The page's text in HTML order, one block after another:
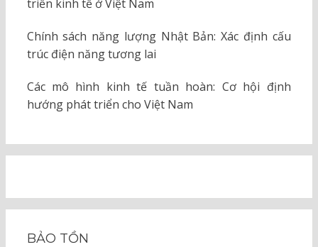
triển kinh tế ở Việt Nam
Chính sách năng lượng Nhật Bản: Xác định cấu
trúc điện năng tương lai
Các mô hình kinh tế tuần hoàn: Cơ hội định
hướng phát triển cho Việt Nam
BẢO TỒN